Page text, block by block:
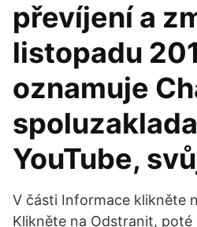
převíjení a
listopadu
oznamuje
YouTube,
V části Informace klikněte
Klikněte na Odstranit,